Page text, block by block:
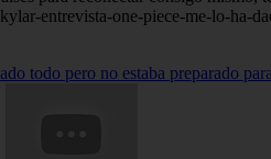
entrevista-one-piece-me-lo-ha-
todo pero no estaba preparado